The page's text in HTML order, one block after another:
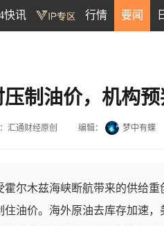
快讯 行情 要闻
制油价，机构
汇通财经原创 编辑： 梦中有蝶
霍尔木兹海峡断航带来的供给
住油价。海外原油去库存加速